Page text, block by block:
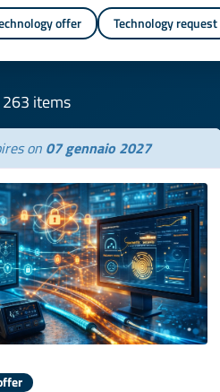
offer Technology request
items
on 07 gennaio 2027